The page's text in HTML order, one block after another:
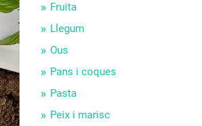
Fruita
Llegum
Ous
Pans i coques
Pasta
Peix i marisc